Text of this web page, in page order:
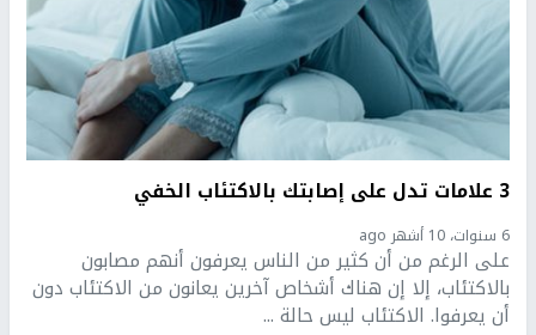
3 علامات تدل على إصابتك بالاكتئاب الخفي
6 سنوات، 10 أشهر ago
على الرغم من أن كثير من الناس يعرفون أنهم مصابون
بالاكتئاب، إلا إن هناك أشخاص آخرين يعانون من الاكتئاب دون
أن يعرفوا. الاكتئاب ليس حالة ...